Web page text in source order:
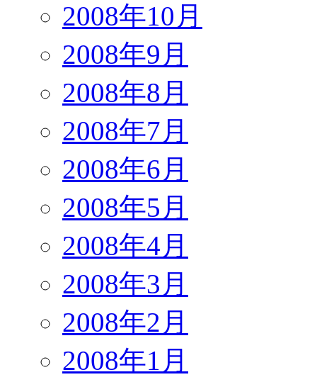
2008年10月
2008年9月
2008年8月
2008年7月
2008年6月
2008年5月
2008年4月
2008年3月
2008年2月
2008年1月